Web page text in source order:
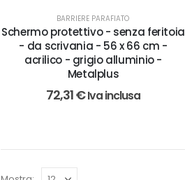
BARRIERE PARAFIATO
Schermo protettivo - senza feritoia
- da scrivania - 56 x 66 cm -
acrilico - grigio alluminio -
Metalplus
72,31€Iva inclusa